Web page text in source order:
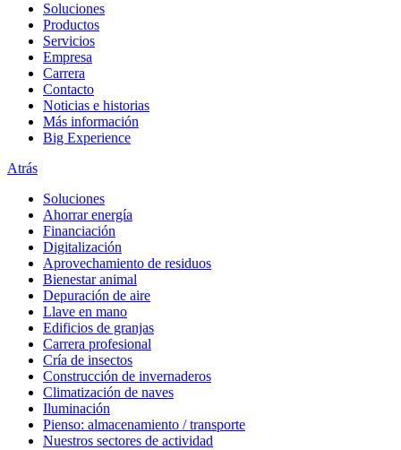
Soluciones
Productos
Servicios
Empresa
Carrera
Contacto
Noticias e historias
Más información
Big Experience
Atrás
Soluciones
Ahorrar energía
Financiación
Digitalización
Aprovechamiento de residuos
Bienestar animal
Depuración de aire
Llave en mano
Edificios de granjas
Carrera profesional
Cría de insectos
Construcción de invernaderos
Climatización de naves
Iluminación
Pienso: almacenamiento / transporte
Nuestros sectores de actividad